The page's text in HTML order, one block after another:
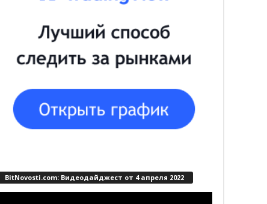
BitNovosti.com: Видеодайджест от 4 апреля 2022